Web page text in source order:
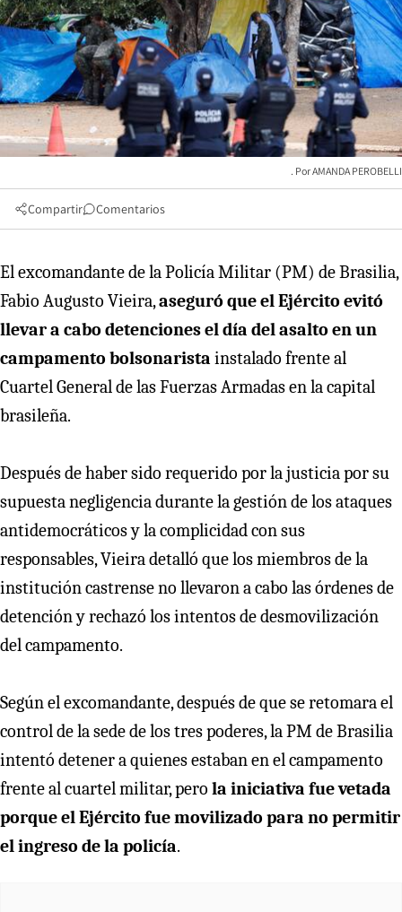
AMANDA PEROBELLI
Compartir Comentarios
El excomandante de la Policía Militar (PM) de Brasilia,
Fabio Augusto Vieira,aseguró que el Ejército evitó
llevar a cabo detenciones el día del asalto en un
campamento bolsonarista instalado frente al
Cuartel General de las Fuerzas Armadas en la capital
brasileña.
Después de haber sido requerido por la justicia por su
supuesta negligencia durante la gestión de los ataques
antidemocráticos y la complicidad con sus
responsables, Vieira detalló que los miembros de la
institución castrense no llevaron a cabo las órdenes de
detención y rechazó los intentos de desmovilización
del campamento.
Según el excomandante, después de que se retomara el
control de la sede de los tres poderes, la PM de Brasilia
intentó detener a quienes estaban en el campamento
frente al cuartel militar, pero la iniciativa fue vetada
porque el Ejército fue movilizado para no permitir
el ingreso de la policía.